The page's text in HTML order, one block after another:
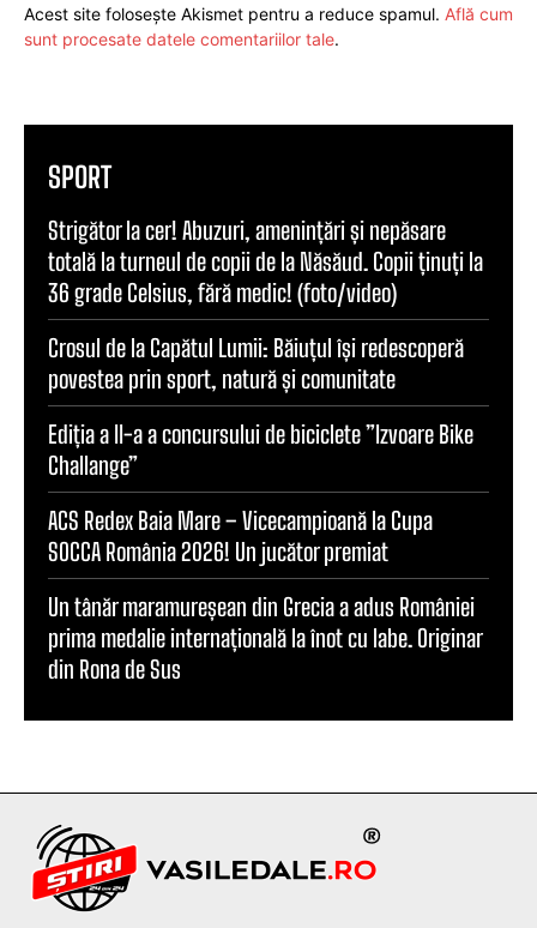
Acest site folosește Akismet pentru a reduce spamul. Află cum
sunt procesate datele comentariilor tale.
SPORT
Strigător la cer! Abuzuri, amenințări și nepăsare
totală la turneul de copii de la Năsăud. Copii ținuți la
36 grade Celsius, fără medic! (foto/video)
Crosul de la Capătul Lumii: Băiuțul își redescoperă
povestea prin sport, natură și comunitate
Ediția a II-a a concursului de biciclete ”Izvoare Bike
Challange”
ACS Redex Baia Mare – Vicecampioană la Cupa
SOCCA România 2026! Un jucător premiat
Un tânăr maramureșean din Grecia a adus României
prima medalie internațională la înot cu labe. Originar
din Rona de Sus